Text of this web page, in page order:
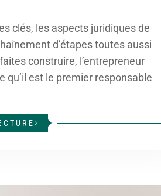
clés, les aspects juridiques de
d’étapes toutes aussi
construire, l’entrepreneur
qu’il est le premier responsable